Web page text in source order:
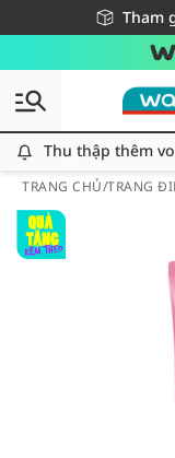
Tham
Miễn phí
Giao hàng
Thu thập thêm
TRANG CHỦ/TRANG